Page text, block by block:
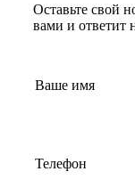
Оставьте свой
вами и ответит